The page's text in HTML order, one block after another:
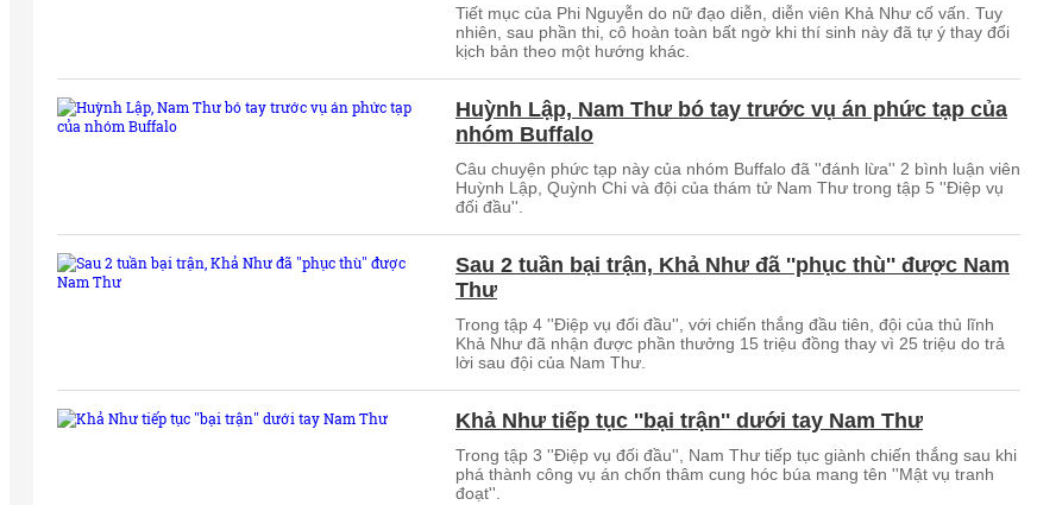
Tiết mục của Phi Nguyễn do nữ đạo diễn, diễn viên Khả Như cố vấn. Tuy
nhiên, sau phần thi, cô hoàn toàn bất ngờ khi thí sinh này đã tự ý thay đổi
kịch bản theo một hướng khác.
Huỳnh Lập, Nam Thư bó tay trước vụ án phức tạp của
nhóm Buffalo
Câu chuyện phức tạp này của nhóm Buffalo đã ''đánh lừa'' 2 bình luận viên
Huỳnh Lập, Quỳnh Chi và đội của thám tử Nam Thư trong tập 5 ''Điệp vụ
đối đầu''.
Sau 2 tuần bại trận, Khả Như đã ''phục thù'' được Nam
Thư
Trong tập 4 ''Điệp vụ đối đầu'', với chiến thắng đầu tiên, đội của thủ lĩnh
Khả Như đã nhận được phần thưởng 15 triệu đồng thay vì 25 triệu do trả
lời sau đội của Nam Thư.
Khả Như tiếp tục ''bại trận'' dưới tay Nam Thư
Trong tập 3 ''Điệp vụ đối đầu'', Nam Thư tiếp tục giành chiến thắng sau khi
phá thành công vụ án chốn thâm cung hóc búa mang tên ''Mật vụ tranh
đoạt''.